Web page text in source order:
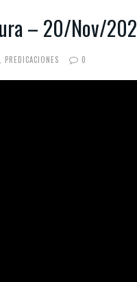
– 20/Nov/
PREDICACIONES 0